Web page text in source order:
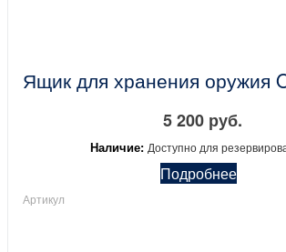
Ящик для хранения оружия
5 200 руб.
Наличие: Доступно для
Подробнее
Артикул